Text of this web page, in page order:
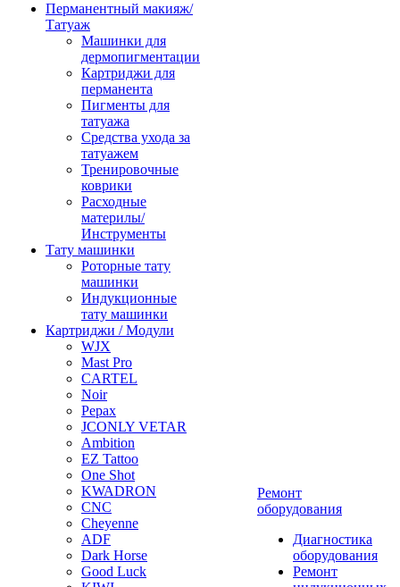
Перманентный макияж/
Татуаж
Машинки для
дермопигментации
Картриджи для
перманента
Пигменты для
татуажа
Средства ухода за
татуажем
Тренировочные
коврики
Расходные
материлы/
Инструменты
Тату машинки
Роторные тату
машинки
Индукционные
тату машинки
Картриджи / Модули
WJX
Mast Pro
CARTEL
Noir
Pepax
JCONLY VETAR
Ambition
EZ Tattoo
One Shot
KWADRON
CNC
Cheyenne
ADF
Dark Horse
Good Luck
Ремонт
оборудования
Диагностика
оборудования
Ремонт